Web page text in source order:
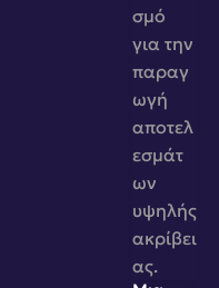
σμό
για την
παραγ
ωγή
αποτελ
εσμάτ
ων
υψηλής
ακρίβει
ας.